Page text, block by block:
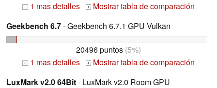
+ 1 mas detalles +
Mostrar tabla de comparación
Geekbench 6.7- Geekbench 6.7.1 GPU Vulkan
20496 puntos (5%)
+ 1 mas detalles +
Mostrar tabla de comparación
LuxMark v2.0 64Bit- LuxMark v2.0 Room GPU